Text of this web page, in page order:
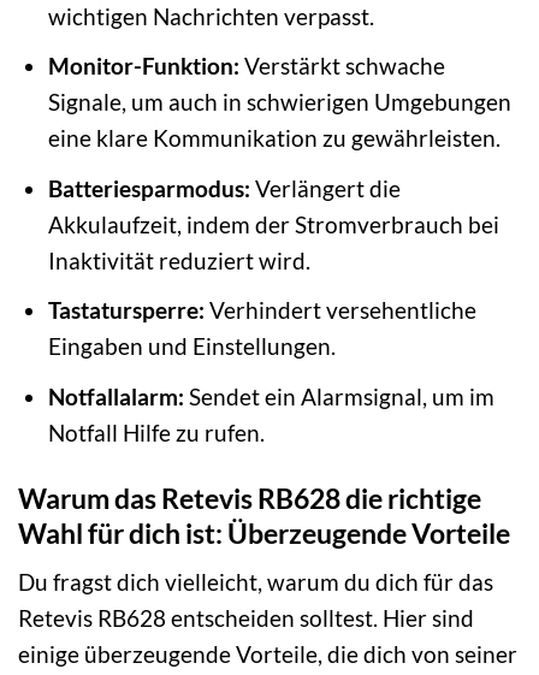
wichtigen Nachrichten verpasst.
Monitor-Funktion: Verstärkt schwache
Signale, um auch in schwierigen Umgebungen
eine klare Kommunikation zu gewährleisten.
Batteriesparmodus: Verlängert die
Akkulaufzeit, indem der Stromverbrauch bei
Inaktivität reduziert wird.
Tastatursperre: Verhindert versehentliche
Eingaben und Einstellungen.
Notfallalarm: Sendet ein Alarmsignal, um im
Notfall Hilfe zu rufen.
Warum das Retevis RB628 die richtige
Wahl für dich ist: Überzeugende Vorteile
Du fragst dich vielleicht, warum du dich für das
Retevis RB628 entscheiden solltest. Hier sind
einige überzeugende Vorteile, die dich von seiner